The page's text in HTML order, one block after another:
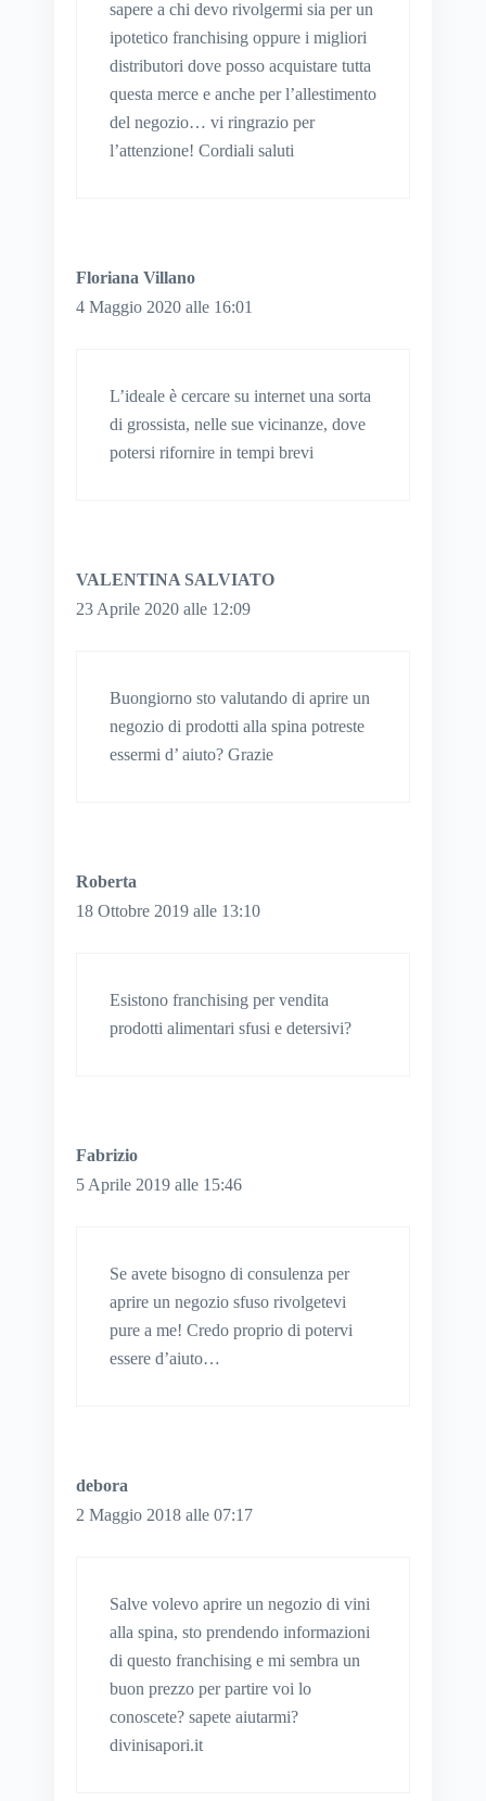
sapere a chi devo rivolgermi sia per un
ipotetico franchising oppure i migliori
distributori dove posso acquistare tutta
questa merce e anche per l’allestimento
del negozio… vi ringrazio per
l’attenzione! Cordiali saluti
Floriana Villano
4 Maggio 2020 alle 16:01
L’ideale è cercare su internet una sorta
di grossista, nelle sue vicinanze, dove
potersi rifornire in tempi brevi
VALENTINA SALVIATO
23 Aprile 2020 alle 12:09
Buongiorno sto valutando di aprire un
negozio di prodotti alla spina potreste
essermi d’ aiuto? Grazie
Roberta
18 Ottobre 2019 alle 13:10
Esistono franchising per vendita
prodotti alimentari sfusi e detersivi?
Fabrizio
5 Aprile 2019 alle 15:46
Se avete bisogno di consulenza per
aprire un negozio sfuso rivolgetevi
pure a me! Credo proprio di potervi
essere d’aiuto…
debora
2 Maggio 2018 alle 07:17
Salve volevo aprire un negozio di vini
alla spina, sto prendendo informazioni
di questo franchising e mi sembra un
buon prezzo per partire voi lo
conoscete? sapete aiutarmi?
divinisapori.it